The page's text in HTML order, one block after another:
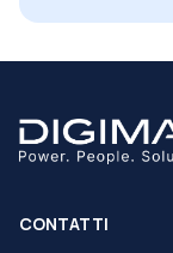
CONTATTI